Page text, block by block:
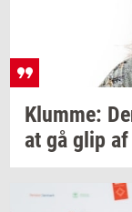
Klum­me:
at gå glip af